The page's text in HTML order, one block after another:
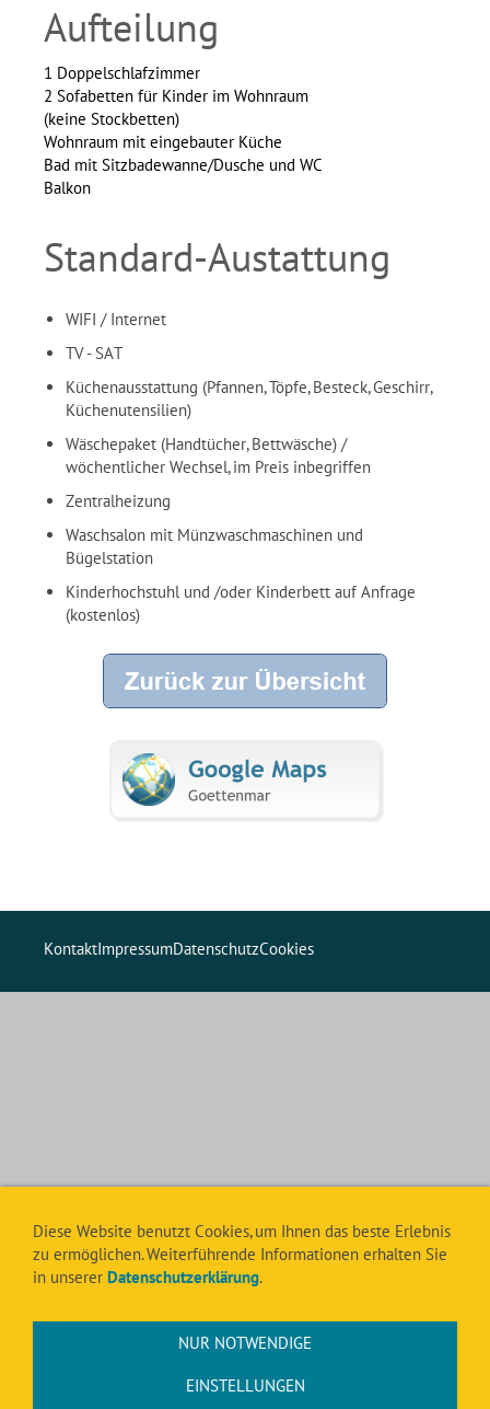
Aufteilung
1 Doppelschlafzimmer
2 Sofabetten für Kinder im Wohnraum
(keine Stockbetten)
Wohnraum mit eingebauter Küche
Bad mit Sitzbadewanne/Dusche und WC
Balkon
Standard-Austattung
WIFI / Internet
TV - SAT
Küchenausstattung (Pfannen, Töpfe, Besteck, Geschirr,
Küchenutensilien)
Wäschepaket (Handtücher,Bettwäsche) /
wöchentlicher Wechsel, im Preis inbegriffen
Zentralheizung
Waschsalon mit Münzwaschmaschinen und
Bügelstation
Kinderhochstuhl und /oder Kinderbett auf Anfrage
(kostenlos)
KontaktImpressumDatenschutzCookies
Diese Website benutzt Cookies, um Ihnen das beste Erlebnis
zu ermöglichen. Weiterführende Informationen erhalten Sie
in unserer Datenschutzerklärung.
NUR NOTWENDIGE
EINSTELLUNGEN